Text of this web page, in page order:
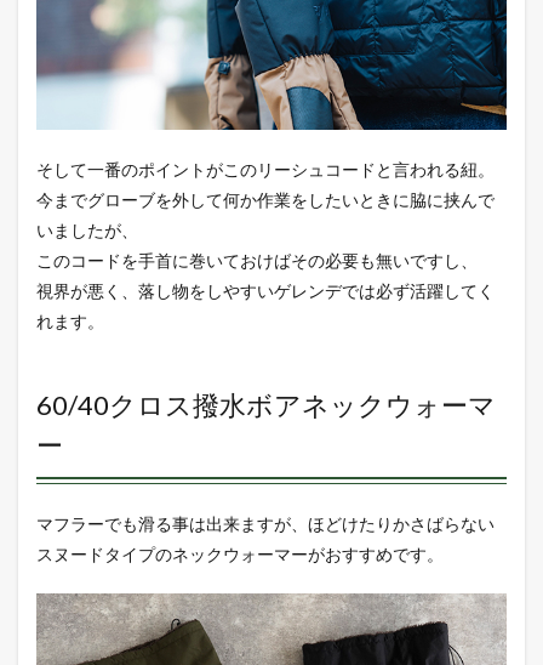
そして一番のポイントがこのリーシュコードと言われる紐。
今までグローブを外して何か作業をしたいときに脇に挟んで
いましたが、
このコードを手首に巻いておけばその必要も無いですし、
視界が悪く、落し物をしやすいゲレンデでは必ず活躍してく
れます。
60/40クロス撥水ボアネックウォーマ
ー
マフラーでも滑る事は出来ますが、ほどけたりかさばらない
スヌードタイプのネックウォーマーがおすすめです。